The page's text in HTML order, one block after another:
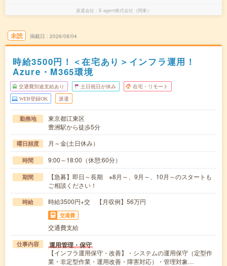
派遣会社 E-agent株式会社（関東）
未読 掲載日 2026/08/04
時給3500円！＜在宅あり＞インフラ運用！
Azure・M365環境
交通費別途支給あり 土日祝日が休み 在宅・リモート
WEB登録OK 派遣
勤務地
東京都江東区
豊洲駅から徒歩5分
曜日頻度 月～金(土日休み）
時間 9:00～18:00（休憩:60分）
期間
【急募】即日～長期 ※8月～、9月～、10月～のスタートも
ご相談ください！
時給 時給3500円+交 【月収例】56万円
交通費
交通費支給
仕事内容 運用管理・保守
【インフラ運用保守・改善】・システムの運用保守（定型作
業・非定型作業・運用改善・障害対応）・管理対象…